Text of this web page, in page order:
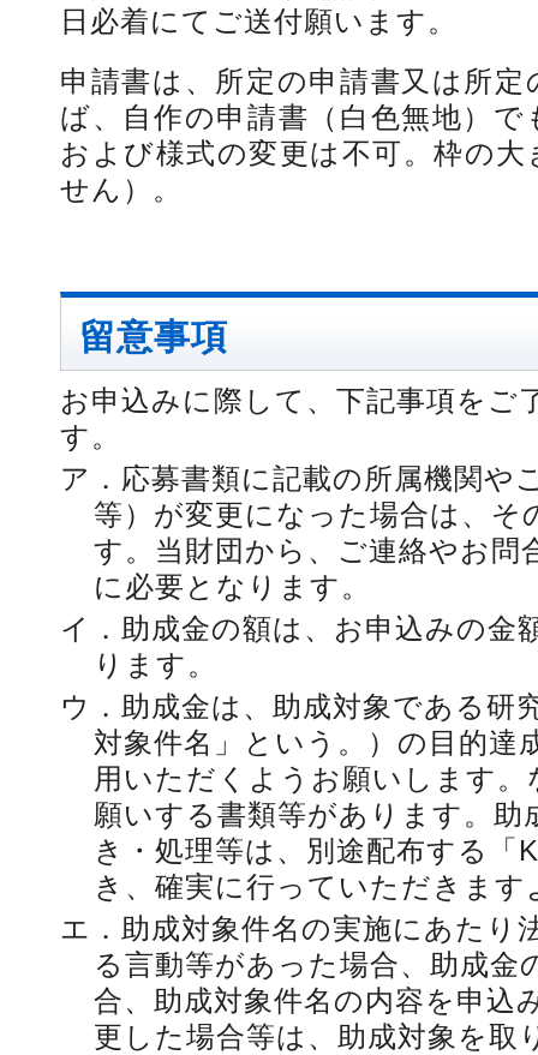
日必着にてご送付願います。
申請書は、所定の申請書又は所
ば、自作の申請書（白色無地）
および様式の変更は不可。枠の
せん）。
留意事項
お申込みに際して、下記事項をご
す。
ア． 応募書類に記載の所属機関や
等）が変更になった場合は、
す。当財団から、ご連絡やお
に必要となります。
イ． 助成金の額は、お申込みの金
ります。
ウ． 助成金は、助成対象である研
対象件名」という。）の目的達
用いただくようお願いします
願いする書類等があります。助
き・処理等は、別途配布する「
き、確実に行っていただきま
エ． 助成対象件名の実施にあたり
る言動等があった場合、助成金
合、助成対象件名の内容を申込
更した場合等は、助成対象を取